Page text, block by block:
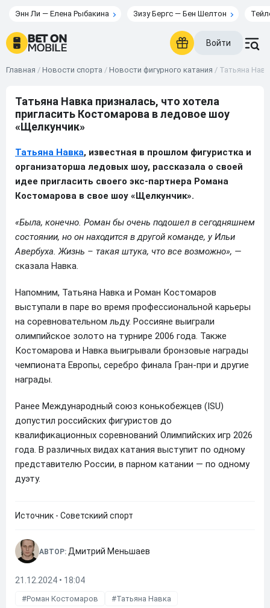
Энн Ли — Елена Рыбакина Зизу Бергс — Бен Шелтон
Войти
Главная / Новости спорта / Новости фигурного катания / Татьяна
Татьяна Навка призналась, что хотела
пригласить Костомарова в ледовое шоу
«Щелкунчик»
Татьяна Навка, известная в прошлом фигуристка и
организаторша ледовых шоу, рассказала о своей
идее пригласить своего экс-партнера Романа
Костомарова в свое шоу «Щелкунчик».
«Была, конечно. Роман бы очень подошел в сегодняшнем
состоянии, но он находится в другой команде, у Ильи
Авербуха. Жизнь – такая штука, что все возможно», —
сказала Навка.
Напомним, Татьяна Навка и Роман Костомаров
выступали в паре во время профессиональной карьеры
на соревновательном льду. Россияне выиграли
олимпийское золото на турнире 2006 года. Также
Костомарова и Навка выигрывали бронзовые награды
чемпионата Европы, серебро финала Гран-при и другие
награды.
Ранее Международный союз конькобежцев (ISU)
допустил российских фигуристов до
квалификационных соревнований Олимпийских игр 2026
года. В различных видах катания выступит по одному
представителю России, в парном катании — по одному
дуэту.
Источник - Советскиий спорт
АВТОР: Дмитрий Меньшаев
21.12.2024 • 18:04
Роман Костомаров Татьяна Навка